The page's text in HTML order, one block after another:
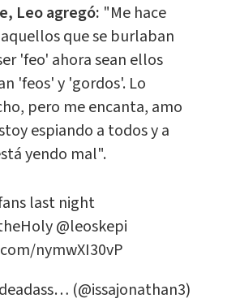
Leo agregó: "Me hace
que se burlaban
'feo' ahora sean ellos
'feos' y 'gordos'. Lo
pero me encanta, amo
espiando a todos y a
yendo mal".
last night
@leoskepi
nymwXI30vP
(@issajonathan3)